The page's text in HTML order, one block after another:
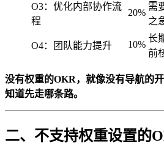
O3：优化内部协作流
程
20%
需
之
O4：团队能力提升 10%
长
前
没有权重的OKR，就像没有导航的
知道先走哪条路。
二、不支持权重设置的